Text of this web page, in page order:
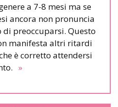
a 7-8 mesi ma se
ancora non pronuncia
preoccuparsi. Questo
manifesta altri ritardi
è corretto attendersi
»